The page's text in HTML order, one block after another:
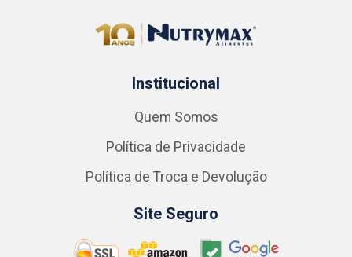
Institucional
Quem Somos
Política de Privacidade
Política de Troca e Devolução
Site Seguro